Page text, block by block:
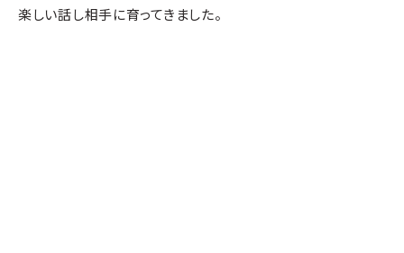
楽しい話し相手に育ってきました。